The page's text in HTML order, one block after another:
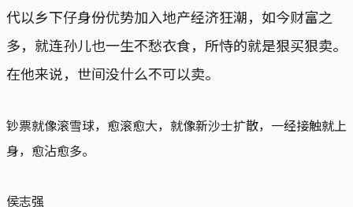
代以乡下仔身份优势加入地产经济狂潮，如今财富之
多，就连孙儿也一生不愁衣食，所恃的就是狠买狠卖。
在他来说，世间没什么不可以卖。
钞票就像滚雪球，愈滚愈大，就像新沙士扩散，一经接触就上
身，愈沾愈多。
侯志强